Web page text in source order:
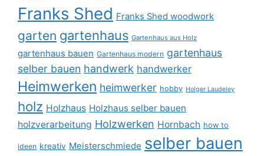
Franks Shed Franks Shed woodwork
garten gartenhaus Gartenhaus aus Holz
gartenhaus bauen Gartenhaus modern gartenhaus
selber bauen handwerk handwerker
Heimwerken heimwerker hobby Holger Laudeley
holz Holzhaus Holzhaus selber bauen
holzverarbeitung Holzwerken Hornbach how to
ideen kreativ Meisterschmiede selber bauen